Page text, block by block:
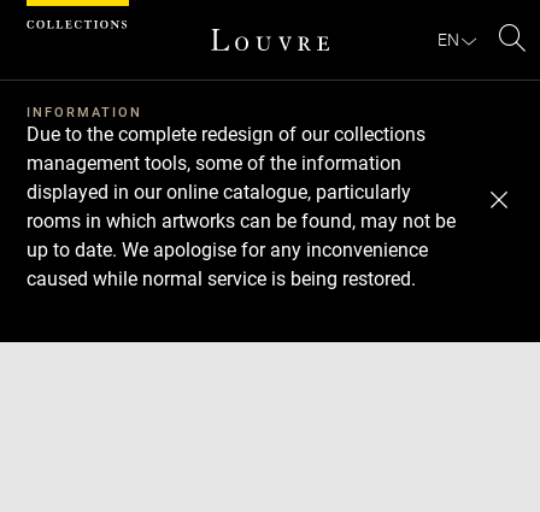
EN
INFORMATION
Due to the complete redesign of our collections
management tools, some of the information
displayed in our online catalogue, particularly
rooms in which artworks can be found, may not be
up to date. We apologise for any inconvenience
caused while normal service is being restored.
Download
Next
Previous
Cookies management panel